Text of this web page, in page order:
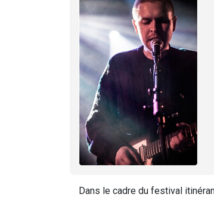
Dans le cadre du festival